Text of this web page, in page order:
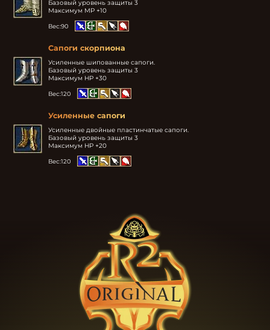
Базовый уровень защиты 3
Максимум MP +10
Вес:90
Сапоги скорпиона
Усиленные шипованные сапоги.
Базовый уровень защиты 3
Максимум HP +30
Вес:120
Усиленные сапоги
Усиленные двойные пластинчатые сапоги.
Базовый уровень защиты 3
Максимум HP +20
Вес:120